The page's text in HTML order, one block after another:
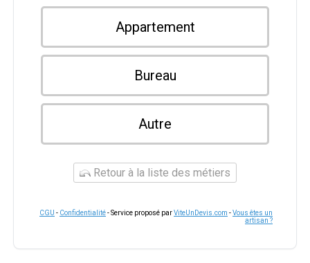
Appartement
Bureau
Autre
Retour à la liste des métiers
CGU - Confidentialité- Service proposé parViteUnDevis.com -Vous êtes un
artisan ?